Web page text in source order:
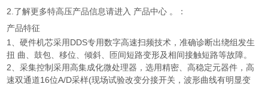
2.了解更多特高压产品信息请进入 产品中心 。：
产品特征
1、硬件机芯采用DDS专用数字高速扫频技术，准确诊断出绕组发生
扭 曲、鼓包、移位、倾斜、匝间短路变形及相间接触短路等故障。
2、采集控制采用高集成化微处理器，选用精密、高稳定元器件，高
速双通道16位A/D采样(现场试验改变分接开关，波形曲线有明显变